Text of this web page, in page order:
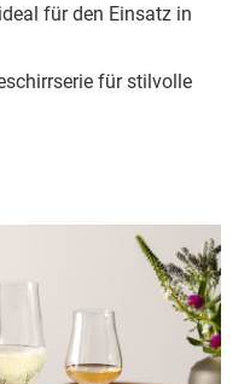
für den Einsatz in
für stilvolle